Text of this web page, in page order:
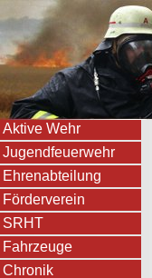
Aktive Wehr
Jugendfeuerwehr
Ehrenabteilung
Förderverein
SRHT
Fahrzeuge
Chronik